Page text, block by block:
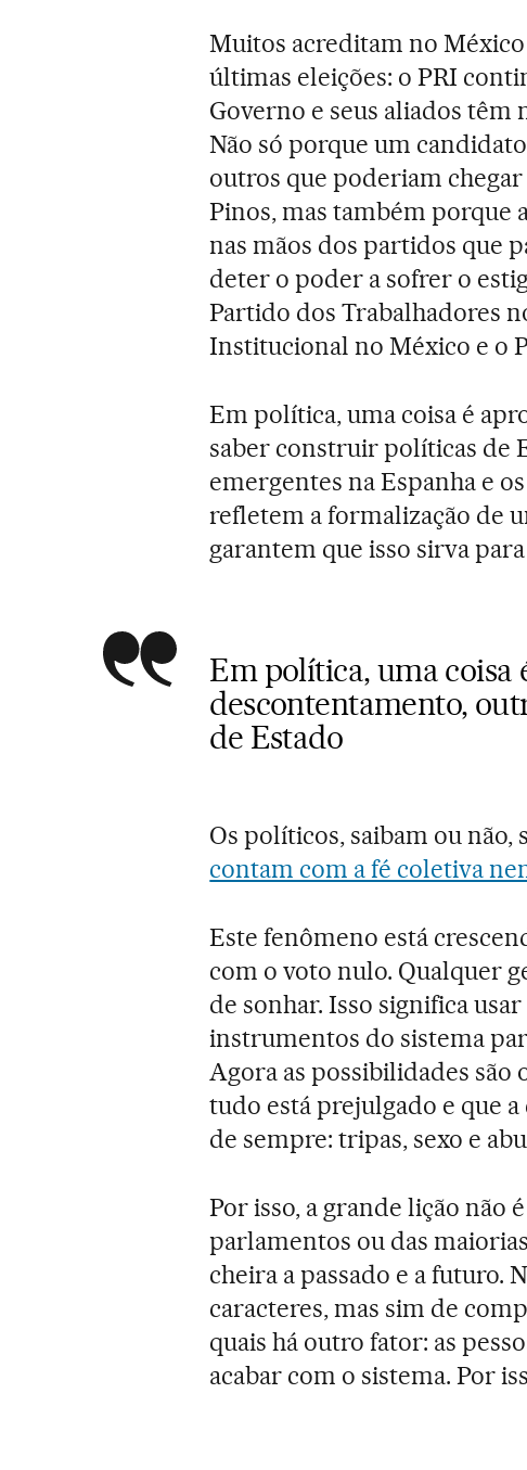
Muitos acreditam no
últimas eleições: o PRI
Governo e seus aliados têm
Não só porque um
outros que poderiam
Pinos, mas também porque
nas mãos dos partidos que
deter o poder a sofrer o
Partido dos Trabalhadores
Institucional no México e o
Em política, uma coisa é
saber construir políticas de
emergentes na Espanha e
refletem a formalização de
garantem que isso sirva
Em política, uma coisa
descontentamento,
de Estado
Os políticos, saibam ou
contam com a fé coletiva
Este fenômeno está
com o voto nulo. Qualquer
de sonhar. Isso significa
instrumentos do sistema
Agora as possibilidades são
tudo está prejulgado e que
de sempre: tripas, sexo e
Por isso, a grande lição não
parlamentos ou das
cheira a passado e a futuro.
caracteres, mas sim de
quais há outro fator: as
acabar com o sistema. Por